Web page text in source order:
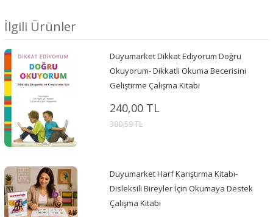
İlgili Ürünler
Duyumarket Dikkat Ediyorum Doğru
Okuyorum- Dikkatli Okuma Becerisini
Geliştirme Çalışma Kitabı
240,00 TL
380,59 TL
Duyumarket Harf Karıştırma Kitabı-
Disleksili Bireyler İçin Okumaya Destek
Çalışma Kitabı